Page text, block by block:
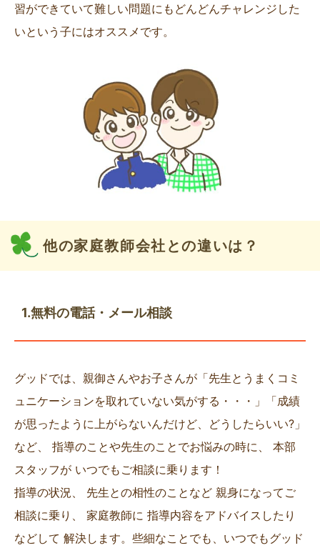
習ができていて難しい問題にもどんどんチャレンジした
いという子にはオススメです。
他の家庭教師会社との違いは？
1.無料の電話・メール相談
グッドでは、親御さんやお子さんが「先生とうまくコミ
ュニケーションを取れていない気がする・・・」「成績
が思ったように上がらないんだけど、どうしたらいい?」
など、 指導のことや先生のことでお悩みの時に、 本部
スタッフが いつでもご相談に乗ります！
指導の状況、 先生との相性のことなど 親身になってご
相談に乗り、 家庭教師に 指導内容をアドバイスしたり
などして 解決します。些細なことでも、いつでもグッド